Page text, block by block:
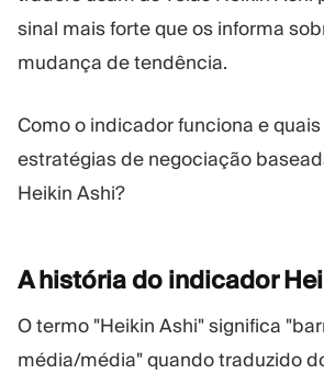
sinal mais forte que os informa
mudança de tendência.
Como o indicador funciona e
estratégias de negociação
Heikin Ashi?
A história do indicador
O termo "Heikin Ashi" significa
média/média" quando traduzido
RECURSOS
Guia de marketing
Blog
Tutoriais em vídeo
Calculadora de lucro
Plano de negócios
MAIS
Sobre nós
Números
Notícias
SIGA-NOS